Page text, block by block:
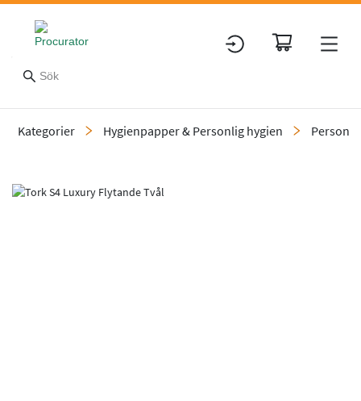
Kategorier Hygienpapper & Personlig hygien
Slide 1 of 9